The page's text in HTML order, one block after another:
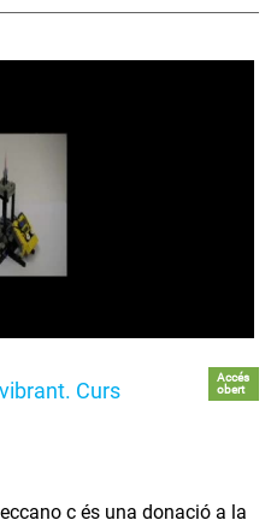
Curs
Accés
obert
c és una donació a la